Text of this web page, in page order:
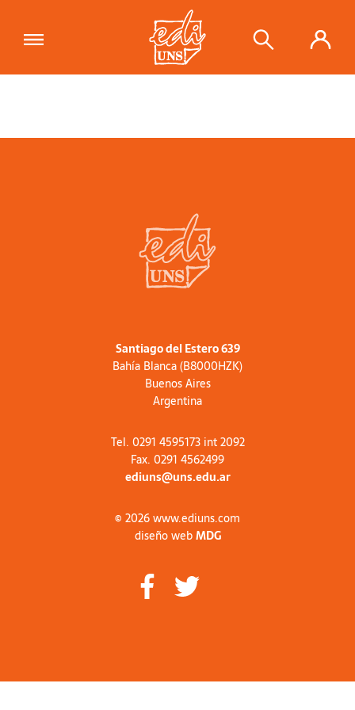
Santiago del Estero 639
Bahía Blanca (B8000HZK)
Buenos Aires
Argentina
Tel. 0291 4595173 int 2092
Fax. 0291 4562499
ediuns@uns.edu.ar
© 2026 www.ediuns.com
diseño webMDG